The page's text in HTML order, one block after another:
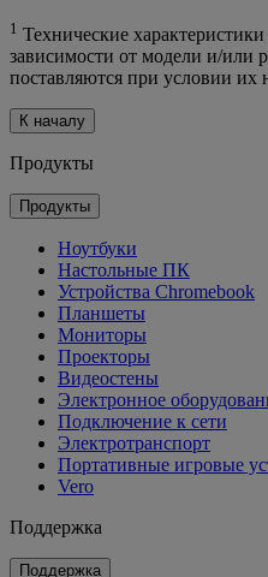
1 Технические характеристики
зависимости от модели и/или
поставляются при условии их
К началу
Продукты
Продукты
Ноутбуки
Настольные ПК
Устройства Chromebook
Планшеты
Мониторы
Проекторы
Видеостены
Электронное
Подключение к сети
Электротранспорт
Портативные игровые
Vero
Поддержка
Поддержка